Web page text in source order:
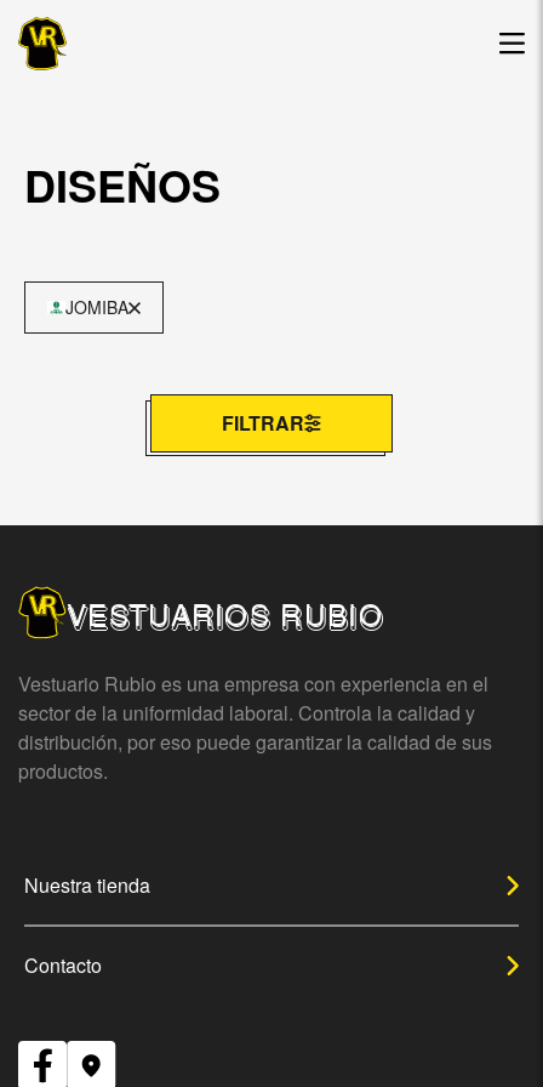
DISEÑOS
JOMIBA
FILTRAR
VESTUARIOS RUBIO
Vestuario Rubio es una empresa con experiencia en el
sector de la uniformidad laboral. Controla la calidad y
distribución, por eso puede garantizar la calidad de sus
productos.
Nuestra tienda
Contacto